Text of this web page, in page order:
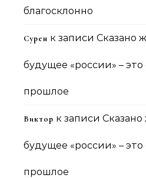
благосклонно
Сурен к записи Сказано
будущее «россии» – это
прошлое
Виктор к записи Сказано
будущее «россии» – это
прошлое